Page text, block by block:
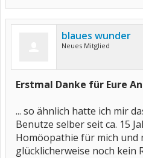
blaues wunder
Neues Mitglied
Erstmal Danke für Eure
... so ähnlich hatte ich mir
Benutze selber seit ca. 15
Homöopathie für mich und
glücklicherweise noch kein